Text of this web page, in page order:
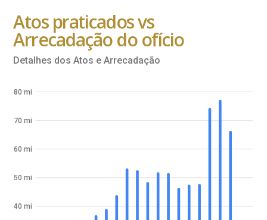
Atos praticados vs
Arrecadação do ofício
Detalhes dos Atos e Arrecadação
40 mi
50 mi
60 mi
70 mi
80 mi